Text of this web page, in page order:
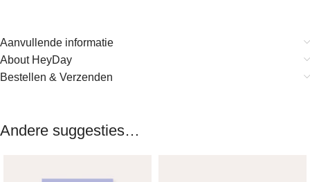
Aanvullende informatie
About HeyDay
Bestellen & Verzenden
Andere suggesties…